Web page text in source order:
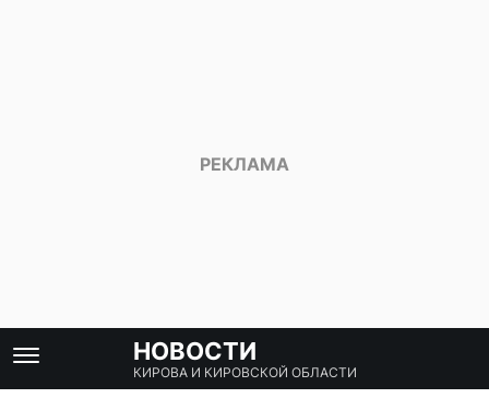
НОВОСТИ
КИРОВА И КИРОВСКОЙ ОБЛАСТИ